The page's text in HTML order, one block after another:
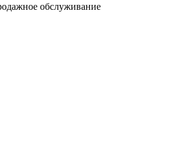
обслуживание